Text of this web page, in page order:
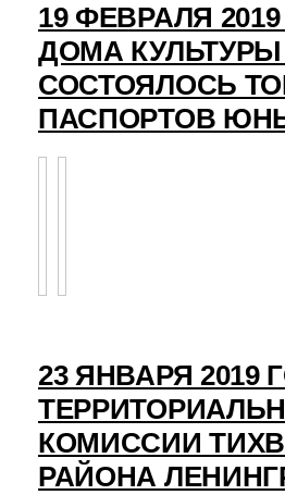
19 ФЕВРАЛЯ
ДОМА
СОСТОЯЛОСЬ
ПАСПОРТОВ
23 ЯНВАРЯ 2019
КОМИССИИ
РАЙОНА